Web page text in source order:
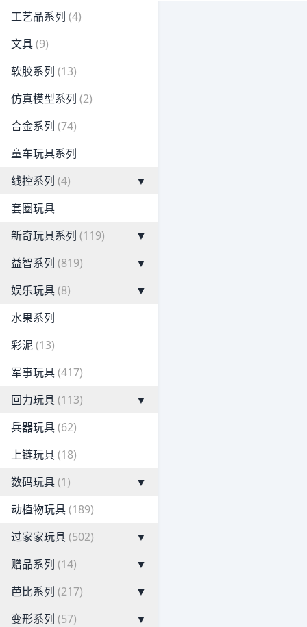
工艺品系列 (4)
文具(9)
软胶系列 (13)
仿真模型系列 (2)
合金系列 (74)
童车玩具系列
线控系列 (4)
▼
套圈玩具
新奇玩具系列 (119)
▼
益智系列 (819)
▼
娱乐玩具(8)
▼
水果系列
彩泥(13)
军事玩具(417)
回力玩具(113)
▼
兵器玩具(62)
上链玩具(18)
数码玩具(1)
▼
动植物玩具(189)
过家家玩具(502)
▼
赠品系列 (14)
▼
芭比系列 (217)
▼
变形系列 (57)
▼